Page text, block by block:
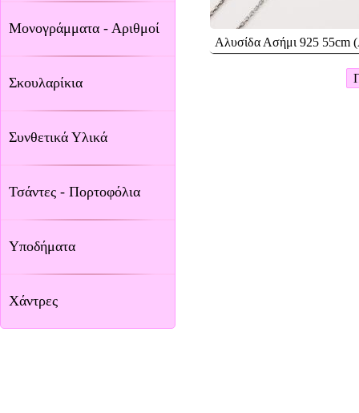
Μονογράμματα - Αριθμοί
Σκουλαρίκια
Συνθετικά Υλικά
Τσάντες - Πορτοφόλια
Υποδήματα
Χάντρες
Αλυσίδα Ασήμι 925 55cm